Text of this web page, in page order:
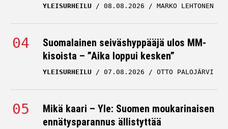
YLEISURHEILU 08.08.2026 MARKO LEHTONEN
Suomalainen seiväshyppääjä ulos MM-
kisoista – ”Aika loppui kesken”
YLEISURHEILU 07.08.2026 OTTO PALOJÄRVI
Mikä kaari – Yle: Suomen moukarinaisen
ennätysparannus ällistyttää